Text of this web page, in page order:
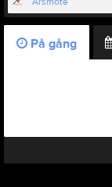
På gång